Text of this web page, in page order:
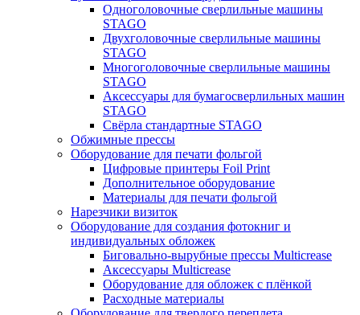
Одноголовочные сверлильные машины
STAGO
Двухголовочные сверлильные машины
STAGO
Многоголовочные сверлильные машины
STAGO
Аксессуары для бумагосверлильных машин
STAGO
Свёрла стандартные STAGO
Обжимные прессы
Оборудование для печати фольгой
Цифровые принтеры Foil Print
Дополнительное оборудование
Материалы для печати фольгой
Нарезчики визиток
Оборудование для создания фотокниг и
индивидуальных обложек
Биговально-вырубные прессы Multicrease
Аксессуары Multicrease
Оборудование для обложек с плёнкой
Расходные материалы